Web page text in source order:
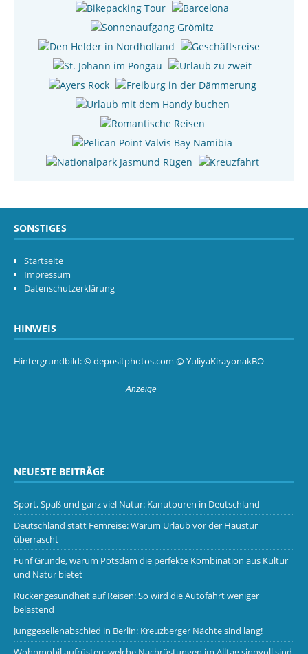
SONSTIGES
Startseite
Impressum
Datenschutzerklärung
HINWEIS
Hintergrundbild: © depositphotos.com @ YuliyaKirayonakBO
NEUESTE BEITRÄGE
Sport, Spaß und ganz viel Natur: Kanutouren in Deutschland
Deutschland statt Fernreise: Warum Urlaub vor der Haustür
überrascht
Fünf Gründe, warum Potsdam die perfekte Kombination aus Kultur
und Natur bietet
Rückengesundheit auf Reisen: So wird die Autofahrt weniger
belastend
Junggesellenabschied in Berlin: Kreuzberger Nächte sind lang!